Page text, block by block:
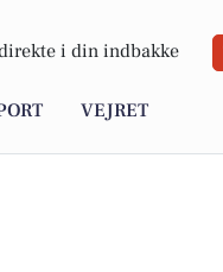
i din indbakke
VEJRET